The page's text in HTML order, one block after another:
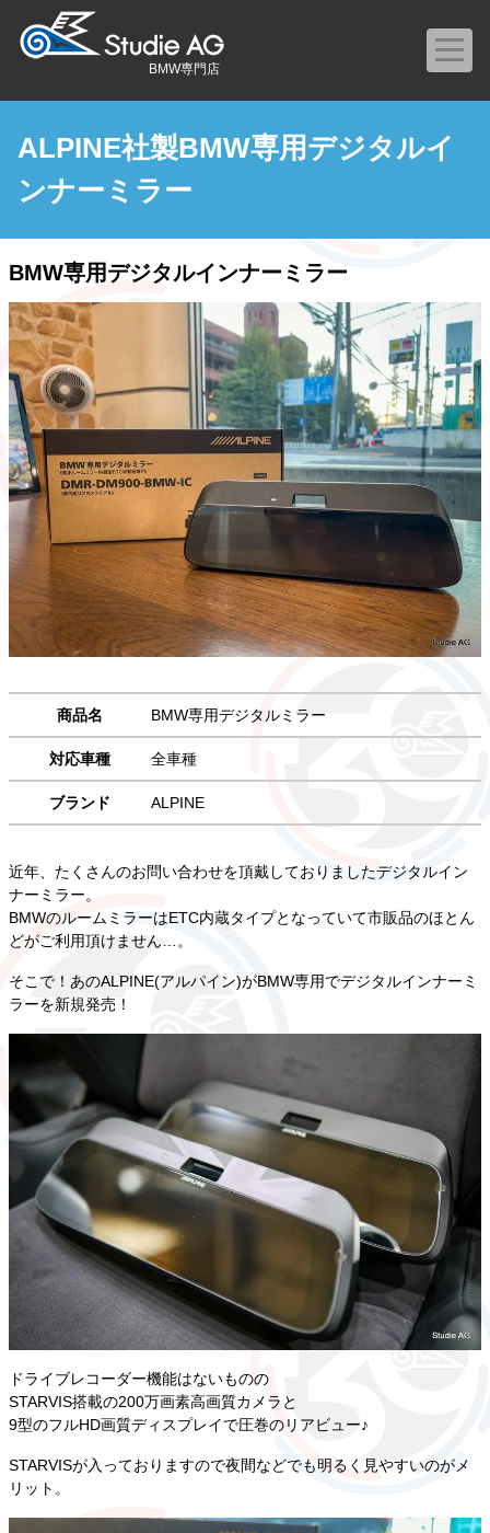
BMW専門店
ALPINE社製BMW専用デジタルイ
ンナーミラー
BMW専用デジタルインナーミラー
商品名 BMW専用デジタルミラー
対応車種 全車種
ブランド ALPINE
近年、たくさんのお問い合わせを頂戴しておりましたデジタルイン
ナーミラー。
BMWのルームミラーはETC内蔵タイプとなっていて市販品のほとん
どがご利用頂けません…。
そこで！あのALPINE(アルパイン)がBMW専用でデジタルインナーミ
ラーを新規発売！
ドライブレコーダー機能はないものの
STARVIS搭載の200万画素高画質カメラと
9型のフルHD画質ディスプレイで圧巻のリアビュー♪
STARVISが入っておりますので夜間などでも明るく見やすいのがメ
リット。